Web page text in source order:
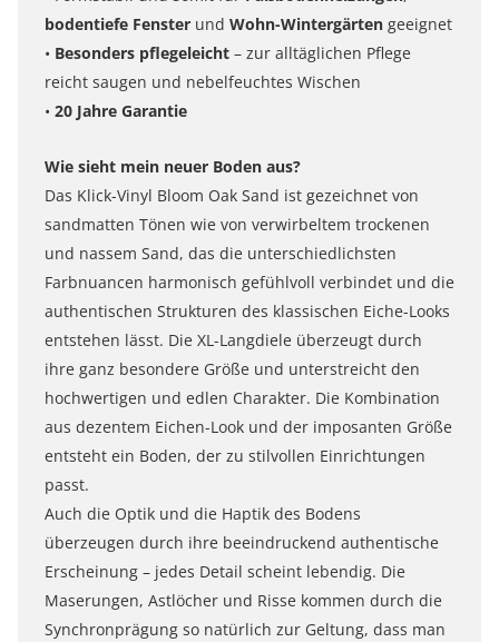
bodentiefe Fenster und Wohn-Wintergärten geeignet
• Besonders pflegeleicht – zur alltäglichen Pflege
reicht saugen und nebelfeuchtes Wischen
• 20 Jahre Garantie
Wie sieht mein neuer Boden aus?
Das Klick-Vinyl Bloom Oak Sand ist gezeichnet von
sandmatten Tönen wie von verwirbeltem trockenen
und nassem Sand, das die unterschiedlichsten
Farbnuancen harmonisch gefühlvoll verbindet und die
authentischen Strukturen des klassischen Eiche-Looks
entstehen lässt. Die XL-Langdiele überzeugt durch
ihre ganz besondere Größe und unterstreicht den
hochwertigen und edlen Charakter. Die Kombination
aus dezentem Eichen-Look und der imposanten Größe
entsteht ein Boden, der zu stilvollen Einrichtungen
passt.
Auch die Optik und die Haptik des Bodens
überzeugen durch ihre beeindruckend authentische
Erscheinung – jedes Detail scheint lebendig. Die
Maserungen, Astlöcher und Risse kommen durch die
Synchronprägung so natürlich zur Geltung, dass man